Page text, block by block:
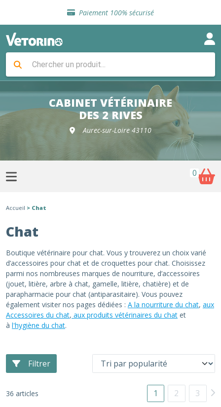
Paiement 100% sécurisé
Livraison gratuite en clinique vétérinaire
Sélection de croquettes vétérinaire
Livraison gratuite en clinique vétérinaire
Retour gratuit en clinique
Sélection de croquettes vétérinaire
CABINET VÉTÉRINAIRE
DES 2 RIVES
Aurec-sur-Loire 43110
0
Accueil > Chat
Chat
Boutique vétérinaire pour chat. Vous y trouverez un choix varié
d’accessoires pour chat et de croquettes pour chat. Choisissez
parmi nos nombreuses marques de nourriture, d’accessoires
(jouet, litière, arbre à chat, gamelle, litière, chatière) et de
parapharmacie pour chat (antiparasitaire). Vous pouvez
également visiter nos pages dédiées : A la nourriture du chat, aux
Accessoires du chat, aux produits vétérinaires du chat et
à l'hygiène du chat.
Filtrer
36 articles 1 2 3